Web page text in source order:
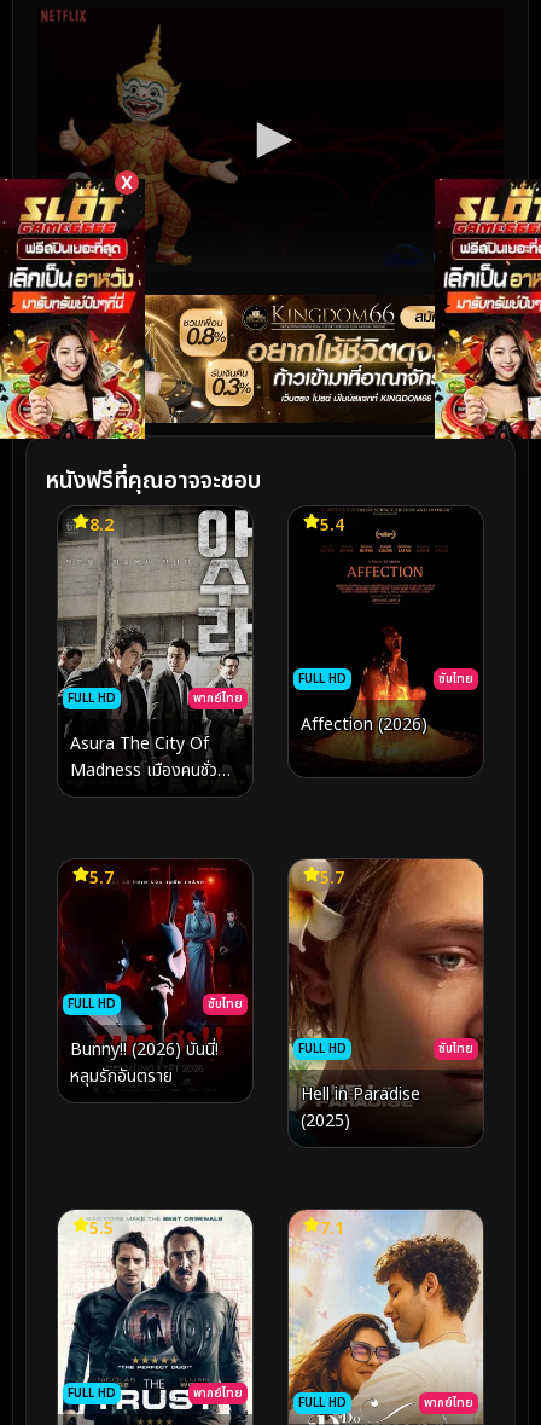
X
หนังฟรีที่คุณอาจจะชอบ
FULL HD พากย์ไทย
8.2
Asura The City Of
Madness เมืองคนชั่ว
(แล้วเราจะกลัวใคร)
FULL HD ซับไทย
5.4
Affection (2026)
FULL HD ซับไทย
5.7
Bunny!! (2026) บันนี่!
หลุมรักอันตราย
FULL HD ซับไทย
5.7
Hell in Paradise
(2025)
FULL HD พากย์ไทย
5.5
FULL HD พากย์ไทย
7.1